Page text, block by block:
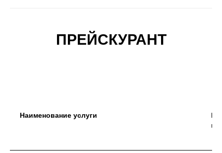
ПРЕЙСКУРАНТ
Наименование услуги